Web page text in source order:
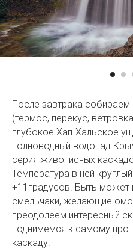
После завтрака
(термос, перекус,
глубокое Хап-Хальское
полноводный водопад
серия живописных
Температура в ней
+11градусов. Быть может
смельчаки, желающие
преодолеем интересный
поднимемся к самому
каскаду.